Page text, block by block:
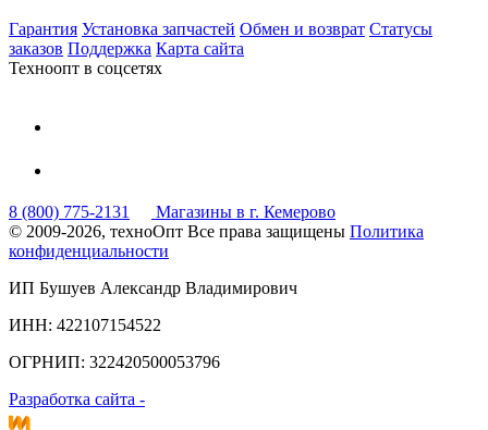
Гарантия Установка запчастей Обмен и возврат Статусы
заказов Поддержка Карта сайта
Техноопт в соцсетях
8 (800) 775-2131
Магазины в г. Кемерово
© 2009-2026, техноОпт Все права защищены Политика
конфиденциальности
ИП Бушуев Александр Владимирович
ИНН: 422107154522
ОГРНИП: 322420500053796
Разработка сайта -